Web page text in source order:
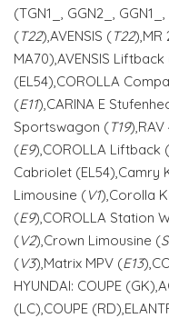
(TGN1_, GGN2_,
(T22),AVENSIS (T22),MR
MA70),AVENSIS Liftback
(EL54),COROLLA
(E11),CARINA E
Sportswagon (T19
(E9),COROLLA Liftback (
Cabriolet (EL54),Camry
Limousine (V1),Corolla
(E9),COROLLA Station
(V2),Crown Limousine (
(V3),Matrix MPV (E13
HYUNDAI: COUPE
(LC),COUPE